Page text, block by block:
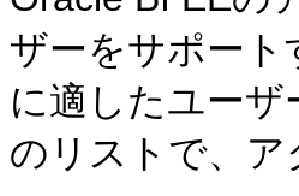
ザーをサポー
に適したユー
のリストで、